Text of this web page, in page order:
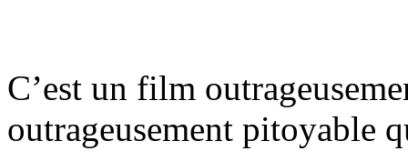
C’est un film
outrageusement pitoyable